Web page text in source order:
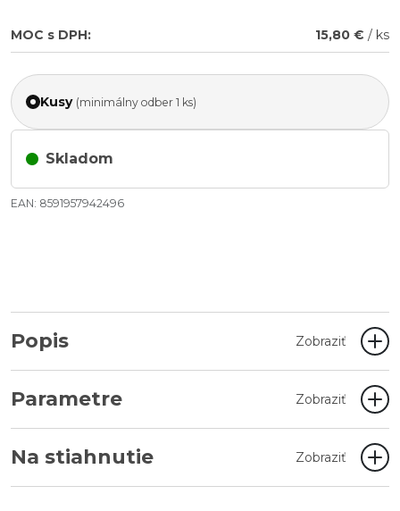
MOC s DPH: 15,80 € / ks
Kusy (minimálny odber 1 ks)
Skladom
EAN: 8591957942496
Popis Zobraziť
Parametre Zobraziť
Na stiahnutie Zobraziť